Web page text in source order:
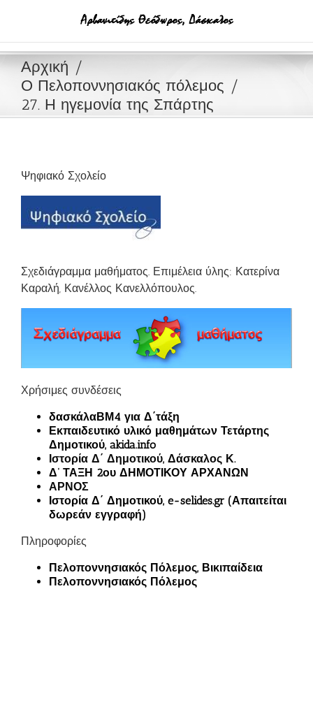
Αρχική
Ο Πελοποννησιακός πόλεμος
27. Η ηγεμονία της Σπάρτης
Ψηφιακό Σχολείο
Σχεδιάγραμμα μαθήματος. Επιμέλεια ύλης: Κατερίνα
Καραλή, Κανέλλος Κανελλόπουλος.
Χρήσιμες συνδέσεις
δασκάλαΒΜ4 για Δ΄τάξη
Εκπαιδευτικό υλικό μαθημάτων Τετάρτης
Δημοτικού, akida.info
Ιστορία Δ΄ Δημοτικού, Δάσκαλος Κ.
Δ’ ΤΑΞΗ 2ου ΔΗΜΟΤΙΚΟΥ ΑΡΧΑΝΩΝ
ΑΡΝΟΣ
Ιστορία Δ΄ Δημοτικού, e-selides.gr (Απαιτείται
δωρεάν εγγραφή)
Πληροφορίες
Πελοποννησιακός Πόλεμος, Βικιπαίδεια
Πελοποννησιακός Πόλεμος